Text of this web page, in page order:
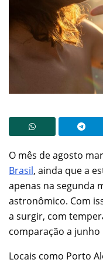
O mês de agosto
Brasil, ainda que a
apenas na segunda
astronômico. Com
a surgir, com
comparação a junho
Locais como Porto